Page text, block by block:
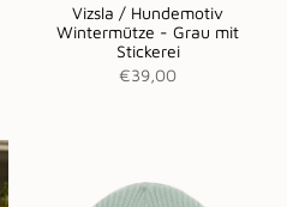
Vizsla / Hundemotiv
Wintermütze - Grau mit
Stickerei
€39,00